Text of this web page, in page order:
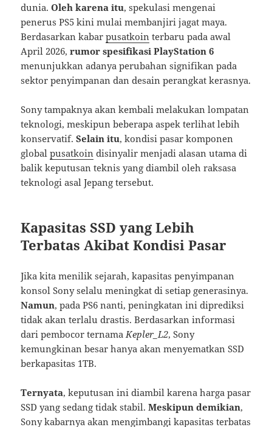
dunia.Oleh karena itu, spekulasi mengenai
penerus PS5 kini mulai membanjiri jagat maya.
Berdasarkan kabarpusatkoin terbaru pada awal
April 2026,rumor spesifikasi PlayStation 6
menunjukkan adanya perubahan signifikan pada
sektor penyimpanan dan desain perangkat kerasnya.
Sony tampaknya akan kembali melakukan lompatan
teknologi, meskipun beberapa aspek terlihat lebih
konservatif.Selain itu, kondisi pasar komponen
globalpusatkoin disinyalir menjadi alasan utama di
balik keputusan teknis yang diambil oleh raksasa
teknologi asal Jepang tersebut.
Kapasitas SSD yang Lebih
Terbatas Akibat Kondisi Pasar
Jika kita menilik sejarah, kapasitas penyimpanan
konsol Sony selalu meningkat di setiap generasinya.
Namun, pada PS6 nanti, peningkatan ini diprediksi
tidak akan terlalu drastis. Berdasarkan informasi
dari pembocor ternama Kepler_L2, Sony
kemungkinan besar hanya akan menyematkan SSD
berkapasitas 1TB.
Ternyata, keputusan ini diambil karena harga pasar
SSD yang sedang tidak stabil.Meskipun demikian,
Sony kabarnya akan mengimbangi kapasitas terbatas